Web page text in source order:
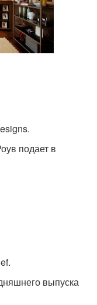
подает в
выпуска